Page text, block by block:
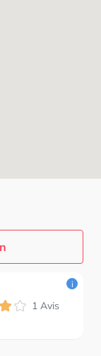
1 Avis
i